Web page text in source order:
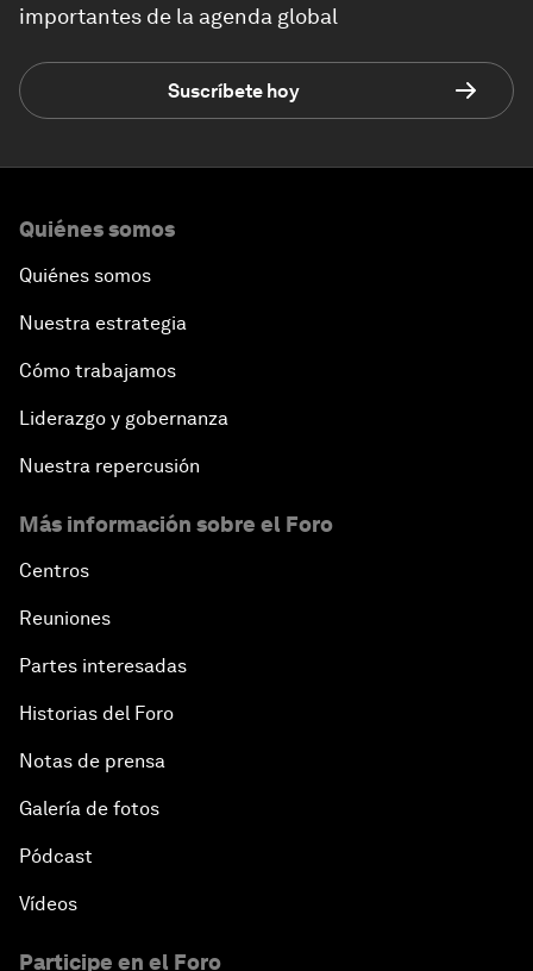
importantes de la agenda global
Suscríbete hoy
Quiénes somos
Quiénes somos
Nuestra estrategia
Cómo trabajamos
Liderazgo y gobernanza
Nuestra repercusión
Más información sobre el Foro
Centros
Reuniones
Partes interesadas
Historias del Foro
Notas de prensa
Galería de fotos
Pódcast
Vídeos
Participe en el Foro